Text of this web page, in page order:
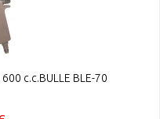
c.c.BULLE BLE-70